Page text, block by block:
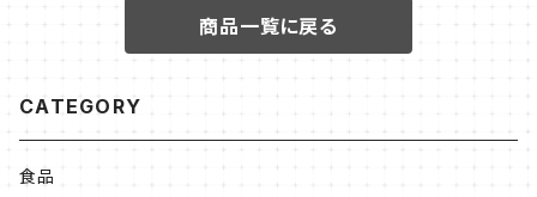
商品一覧に戻る
CATEGORY
食品